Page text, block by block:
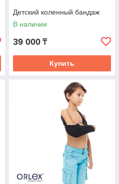
Детский коленный бандаж
В наличии
39 000 ₸
Купить